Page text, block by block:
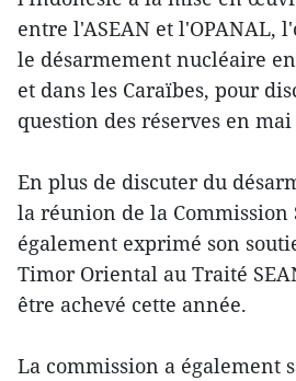
entre l'ASEAN et l'OPANAL,
le désarmement nucléaire
et dans les Caraïbes, pour
question des réserves en mai
En plus de discuter du
la réunion de la Commission
également exprimé son
Timor Oriental au Traité
être achevé cette année.
La commission a également